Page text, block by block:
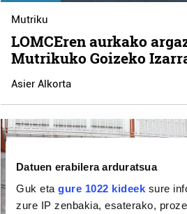
Datuen erabilera arduratsua
Guk eta gure 1022 kideek sure
zure IP zenbakia, esaterako,
Mutriku
LOMCEren aurkako
Mutrikuko Goizeko
Asier Alkorta